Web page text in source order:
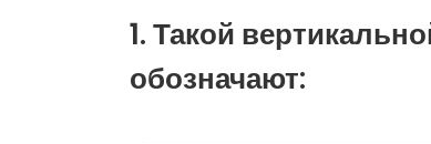
1. Такой
обозначают: